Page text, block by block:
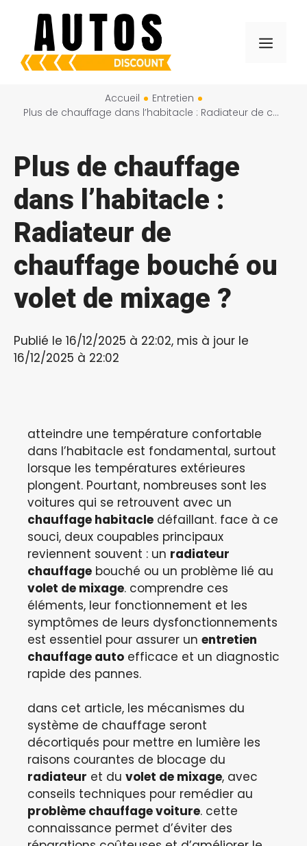
contenu
Menu
Accueil
Entretien
Plus de chauffage dans l’habitacle : Radiateur de chauffage bouché ou volet de mixage ?
Plus de chauffage
dans l’habitacle :
Radiateur de
chauffage bouché ou
volet de mixage ?
Publié le 16/12/2025 à 22:02, mis à jour le
16/12/2025 à 22:02
atteindre une température confortable
dans l’habitacle est fondamental, surtout
lorsque les températures extérieures
plongent. Pourtant, nombreuses sont les
voitures qui se retrouvent avec un
chauffage habitacle défaillant. face à ce
souci, deux coupables principaux
reviennent souvent : un radiateur
chauffage bouché ou un problème lié au
volet de mixage. comprendre ces
éléments, leur fonctionnement et les
symptômes de leurs dysfonctionnements
est essentiel pour assurer un entretien
chauffage auto efficace et un diagnostic
rapide des pannes.
dans cet article, les mécanismes du
système de chauffage seront
décortiqués pour mettre en lumière les
raisons courantes de blocage du
radiateur et du volet de mixage, avec
conseils techniques pour remédier au
problème chauffage voiture. cette
connaissance permet d’éviter des